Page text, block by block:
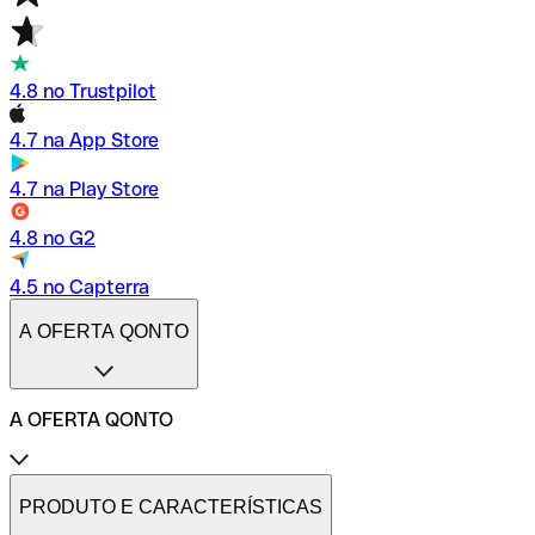
4.8 no Trustpilot
4.7 na App Store
4.7 na Play Store
4.8 no G2
4.5 no Capterra
A OFERTA QONTO
A OFERTA QONTO
Tarifas
Conta profissional online
PRODUTO E CARACTERÍSTICAS